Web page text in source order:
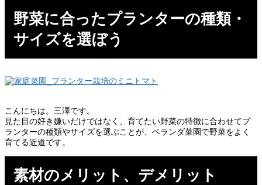
野菜に合ったプランターの種類・
サイズを選ぼう
こんにちは。三澤です。
見た目の好き嫌いだけではなく、育てたい野菜の特徴に合わせてプ
ランターの種類やサイズを選ぶことが、ベランダ菜園で野菜をよく
育てる近道です。
素材のメリット、デメリット